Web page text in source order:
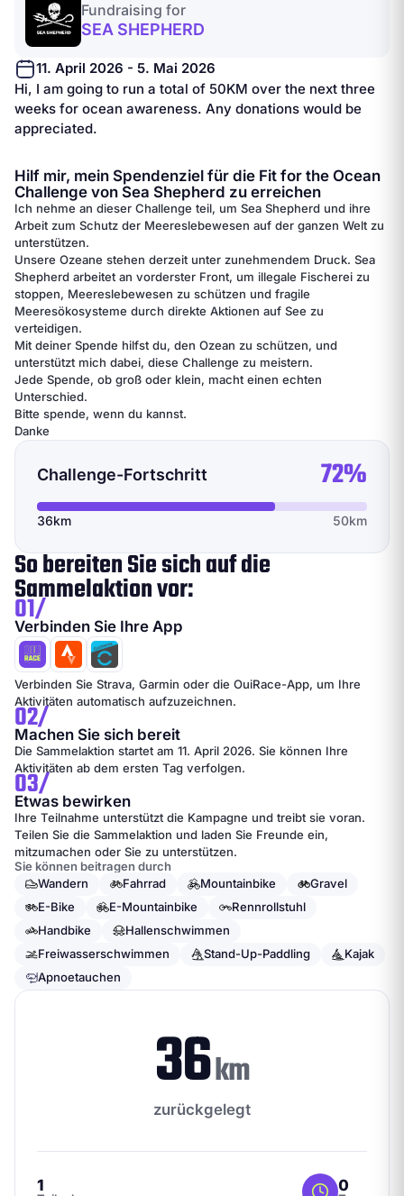
Fundraising for
SEA SHEPHERD
11. April 2026 - 5. Mai 2026
Hi, I am going to run a total of 50KM over the next three
weeks for ocean awareness. Any donations would be
appreciated.
Hilf mir, mein Spendenziel für die Fit for the Ocean
Challenge von Sea Shepherd zu erreichen
Ich nehme an dieser Challenge teil, um Sea Shepherd und ihre
Arbeit zum Schutz der Meereslebewesen auf der ganzen Welt zu
unterstützen.
Unsere Ozeane stehen derzeit unter zunehmendem Druck. Sea
Shepherd arbeitet an vorderster Front, um illegale Fischerei zu
stoppen, Meereslebewesen zu schützen und fragile
Meeresökosysteme durch direkte Aktionen auf See zu
verteidigen.
Mit deiner Spende hilfst du, den Ozean zu schützen, und
unterstützt mich dabei, diese Challenge zu meistern.
Jede Spende, ob groß oder klein, macht einen echten
Unterschied.
Bitte spende, wenn du kannst.
Danke
Challenge-Fortschritt 72%
36km 50km
So bereiten Sie sich auf die
Sammelaktion vor:
01/
Verbinden Sie Ihre App
Verbinden Sie Strava, Garmin oder die OuiRace-App, um Ihre
Aktivitäten automatisch aufzuzeichnen.
02/
Machen Sie sich bereit
Die Sammelaktion startet am 11. April 2026. Sie können Ihre
Aktivitäten ab dem ersten Tag verfolgen.
03/
Etwas bewirken
Ihre Teilnahme unterstützt die Kampagne und treibt sie voran.
Teilen Sie die Sammelaktion und laden Sie Freunde ein,
mitzumachen oder Sie zu unterstützen.
Sie können beitragen durch
Wandern
Fahrrad Mountainbike
Gravel
E-Bike
E-Mountainbike
Rennrollstuhl
Handbike
Hallenschwimmen
Freiwasserschwimmen
Stand-Up-Paddling
Kajak
Apnoetauchen
36km
zurückgelegt
1 0